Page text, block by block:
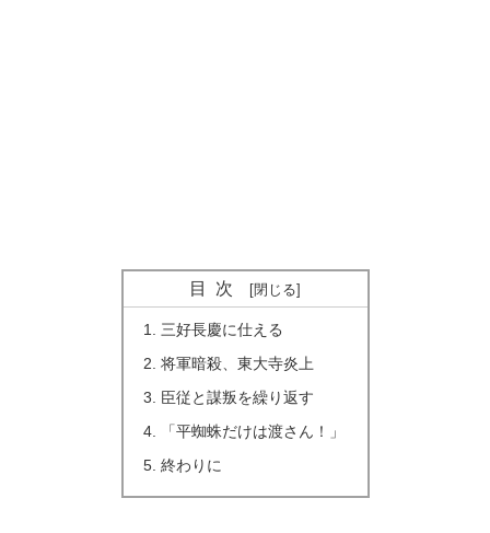
目次
三好長慶に仕える
将軍暗殺、東大寺炎上
臣従と謀叛を繰り返す
「平蜘蛛だけは渡さん！」
終わりに